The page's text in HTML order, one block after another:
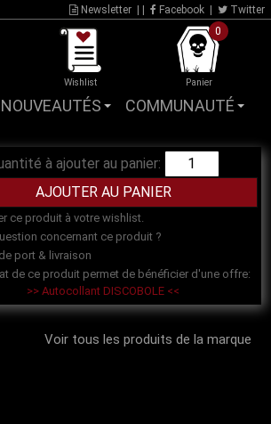
Newsletter Facebook Twitter
Wishlist
0
Panier
NOUVEAUTÉS COMMUNAUTÉ
à ajouter au panier:
ce produit à votre wishlist.
concernant ce produit ?
port & livraison
de ce produit permet de bénéficier d'une offre:
>> Autocollant DISCOBOLE <<
Voir tous les produits de la marque